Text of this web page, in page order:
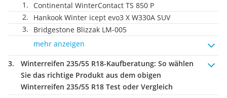
Continental WinterContact TS 850 P
Hankook Winter icept evo3 X W330A SUV
Bridgestone Blizzak LM-005
mehr anzeigen
Winterreifen 235/55 R18-Kaufberatung: So wählen
Sie das richtige Produkt aus dem obigen
Winterreifen 235/55 R18 Test oder Vergleich